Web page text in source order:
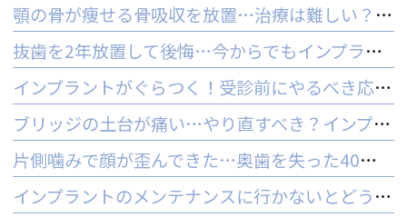
顎の骨が痩せる骨吸収を放置…治療は難しい？手遅れを防ぐ3つの対策
抜歯を2年放置して後悔…今からでもインプラントはできる？
インプラントがぐらつく！受診前にやるべき応急処置とNG行動一覧
ブリッジの土台が痛い…やり直すべき？インプラントとの判断基準を解説
片側噛みで顔が歪んできた…奥歯を失った40代女性のインプラントという選択肢
インプラントのメンテナンスに行かないとどうなる？ 他院でやってもいいの？